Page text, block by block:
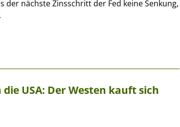
der nächste Zinsschritt der Fed keine Senkung,
USA: Der Westen kauft sich